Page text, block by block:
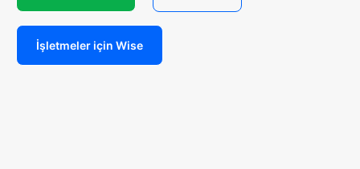
İşletmeler için Wise